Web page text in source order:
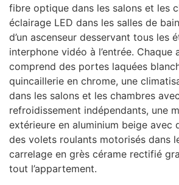
fibre optique dans les salons et les
éclairage LED dans les salles de
d’un ascenseur desservant tous les
interphone vidéo à l’entrée. Chaque
comprend des portes laquées
quincaillerie en chrome, une
dans les salons et les chambres
refroidissement indépendants, une
extérieure en aluminium beige avec
des volets roulants motorisés dans
carrelage en grès cérame rectifié
tout l’appartement.